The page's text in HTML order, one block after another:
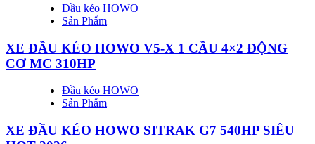
Đầu kéo HOWO
Sản Phẩm
XE ĐẦU KÉO HOWO V5-X 1 CẦU 4×2 ĐỘNG
CƠ MC 310HP
Đầu kéo HOWO
Sản Phẩm
XE ĐẦU KÉO HOWO SITRAK G7 540HP SIÊU